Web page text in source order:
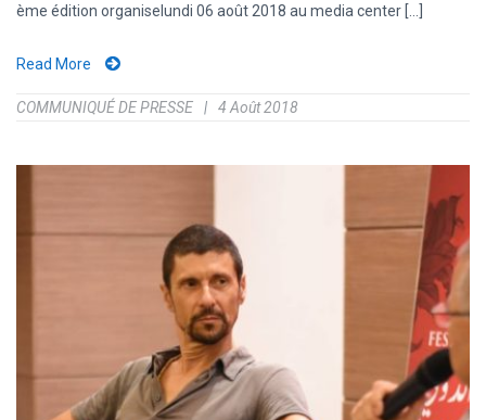
ème édition organiselundi 06 août 2018 au media center [...]
Read More
COMMUNIQUÉ DE PRESSE 4 Août 2018